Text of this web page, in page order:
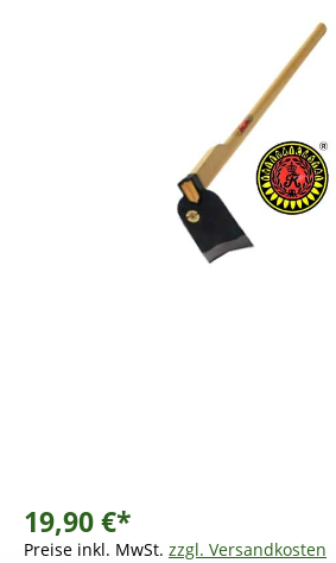
19,90 €*
Preise inkl. MwSt. zzgl. Versandkosten